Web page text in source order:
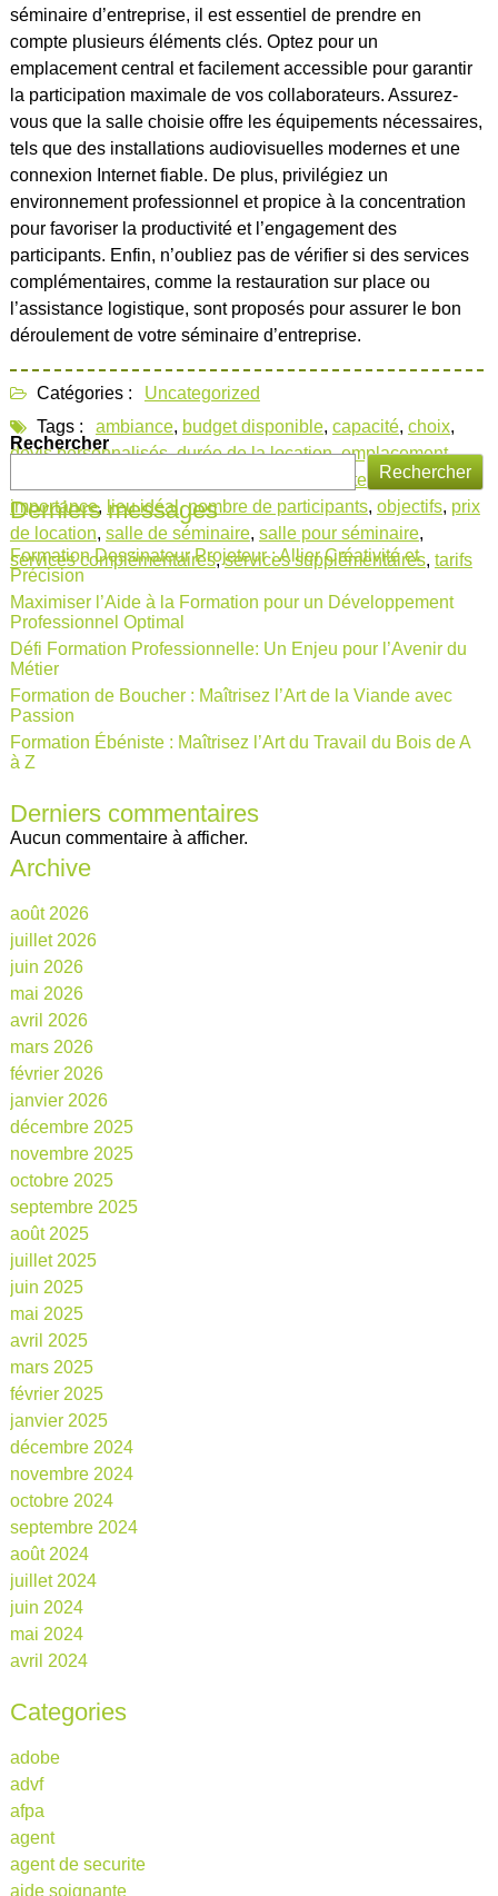
séminaire d’entreprise, il est essentiel de prendre en
compte plusieurs éléments clés. Optez pour un
emplacement central et facilement accessible pour garantir
la participation maximale de vos collaborateurs. Assurez-
vous que la salle choisie offre les équipements nécessaires,
tels que des installations audiovisuelles modernes et une
connexion Internet fiable. De plus, privilégiez un
environnement professionnel et propice à la concentration
pour favoriser la productivité et l’engagement des
participants. Enfin, n’oubliez pas de vérifier si des services
complémentaires, comme la restauration sur place ou
l’assistance logistique, sont proposés pour assurer le bon
déroulement de votre séminaire d’entreprise.
Catégories :
Uncategorized
Tags :
ambiance, budget disponible, capacité, choix,
devis personnalisés,durée de la location,emplacement,
facteurs,
importance, lieu idéal,nombre de participants, objectifs, prix
de location, salle de séminaire, salle pour séminaire,
services complémentaires,services supplémentaires, tarifs
Rechercher
Rechercher
Derniers messages
Formation Dessinateur Projeteur : Allier Créativité et
Précision
Maximiser l’Aide à la Formation pour un Développement
Professionnel Optimal
Défi Formation Professionnelle: Un Enjeu pour l’Avenir du
Métier
Formation de Boucher : Maîtrisez l’Art de la Viande avec
Passion
Formation Ébéniste : Maîtrisez l’Art du Travail du Bois de A
à Z
Derniers commentaires
Aucun commentaire à afficher.
Archive
août 2026
juillet 2026
juin 2026
mai 2026
avril 2026
mars 2026
février 2026
janvier 2026
décembre 2025
novembre 2025
octobre 2025
septembre 2025
août 2025
juillet 2025
juin 2025
mai 2025
avril 2025
mars 2025
février 2025
janvier 2025
décembre 2024
novembre 2024
octobre 2024
septembre 2024
août 2024
juillet 2024
juin 2024
mai 2024
avril 2024
Categories
adobe
advf
afpa
agent
agent de securite
aide soignante